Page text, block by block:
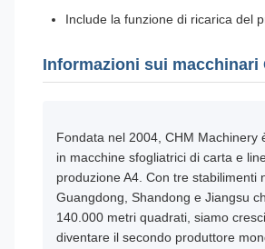
Include la funzione di ricarica del
Informazioni sui macchinari
Fondata nel 2004, CHM Machinery
in macchine sfogliatrici di carta e
produzione A4. Con tre stabilimenti
Guangdong, Shandong e Jiangsu
140.000 metri quadrati, siamo
diventare il secondo produttore